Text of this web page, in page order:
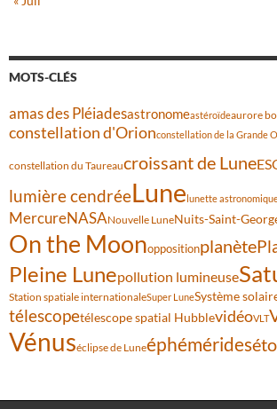
MOTS-CLÉS
amas des Pléiadesastronomeastéroïdeaurore
constellation d'Orionconstellation de la Grande
constellation du Taureaucroissant de Lune
lumière cendréeLunelunette
MercureNASANouvelle LuneNuits-Saint-
On the Moonoppositionplanète
Pleine Lunepollution lumineuse
Station spatiale internationaleSuper LuneSystème
télescopetélescope spatial HubblevidéoVLT
Vénuséclipse de Luneéphémérides